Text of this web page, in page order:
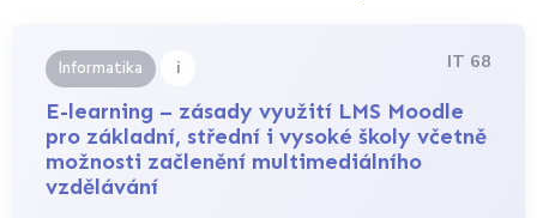
Informatika i IT 68
E-learning – zásady využití LMS Moodle
pro základní, střední i vysoké školy včetně
možnosti začlenění multimediálního
vzdělávání